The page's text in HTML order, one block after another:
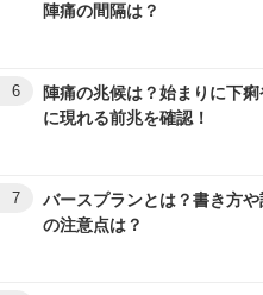
陣痛の間隔は？
6
陣痛の兆候は？始まりに下
に現れる前兆を確認！
7
バースプランとは？書き方
の注意点は？